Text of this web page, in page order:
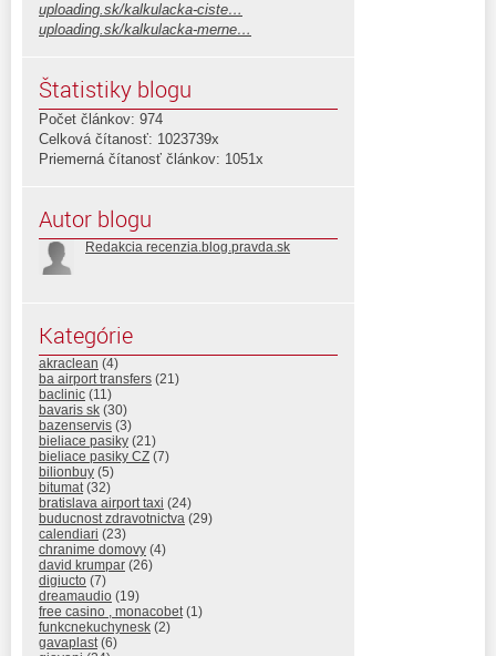
uploading.sk/kalkulacka-ciste…
uploading.sk/kalkulacka-merne…
Štatistiky blogu
Počet článkov: 974
Celková čítanosť: 1023739x
Priemerná čítanosť článkov: 1051x
Autor blogu
Redakcia recenzia.blog.pravda.sk
Kategórie
akraclean (4)
ba airport transfers (21)
baclinic (11)
bavaris sk (30)
bazenservis (3)
bieliace pasiky (21)
bieliace pasiky CZ (7)
bilionbuy (5)
bitumat(32)
bratislava airport taxi (24)
buducnost zdravotnictva (29)
calendiari (23)
chranime domovy (4)
david krumpar (26)
digiucto (7)
dreamaudio (19)
free casino , monacobet(1)
funkcnekuchynesk (2)
gavaplast(6)